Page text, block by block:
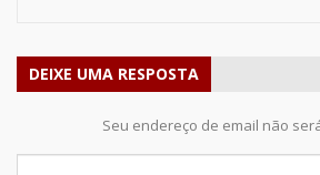
DEIXE UMA RESPOSTA
Seu endereço de email não